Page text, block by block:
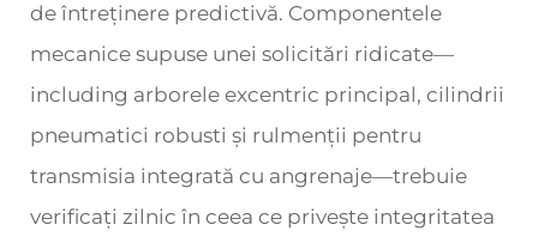
de întreținere predictivă. Componentele
mecanice supuse unei solicitări ridicate—
including arborele excentric principal, cilindrii
pneumatici robusti și rulmenții pentru
transmisia integrată cu angrenaje—trebuie
verificați zilnic în ceea ce privește integritatea